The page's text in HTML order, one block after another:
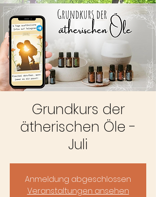
Grundkurs der
ätherischen Öle -
Juli
Anmeldung abgeschlossen
Veranstaltungen ansehen